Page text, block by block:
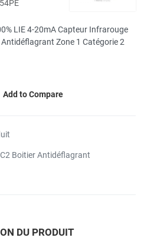
LIE 4-20mA Capteur Infrarouge
Zone 1 Catégorie 2
Add to Compare
Boitier Antidéflagrant
DU PRODUIT